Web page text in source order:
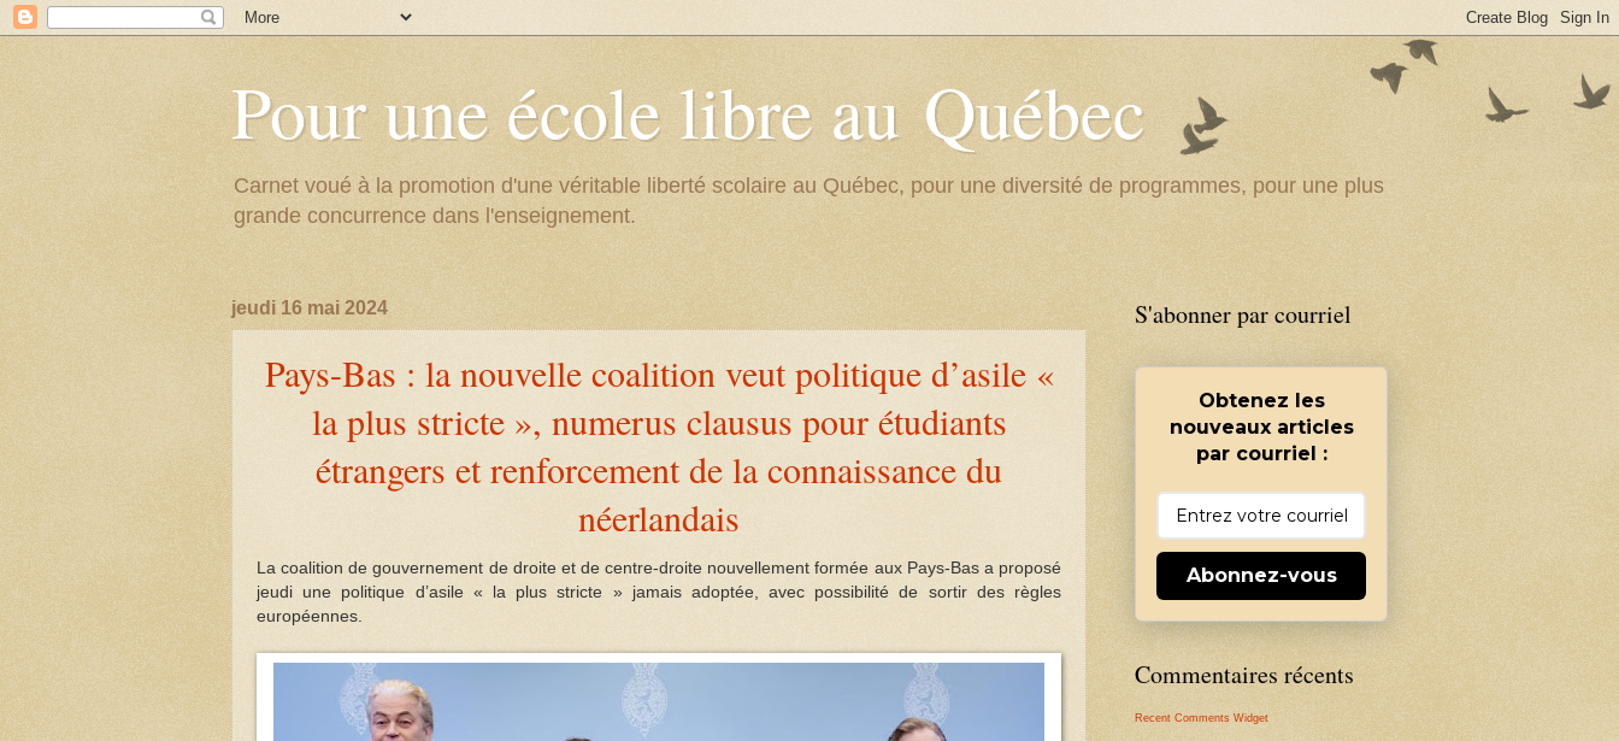
Pour une école libre au Québec
Carnet voué à la promotion d'une véritable liberté scolaire au Québec, pour une diversité de programmes, pour une plus
grande concurrence dans l'enseignement.
jeudi 16 mai 2024
Pays-Bas : la nouvelle coalition veut politique d’asile «
la plus stricte », numerus clausus pour étudiants
étrangers et renforcement de la connaissance du
néerlandais
La coalition de gouvernement de droite et de centre-droite nouvellement formée aux Pays-Bas a proposé
jeudi une politique d’asile « la plus stricte » jamais adoptée, avec possibilité de sortir des règles
européennes.
S'abonner par courriel
Obtenez les
nouveaux articles
par courriel :
Abonnez-vous
Commentaires récents
Recent Comments Widget